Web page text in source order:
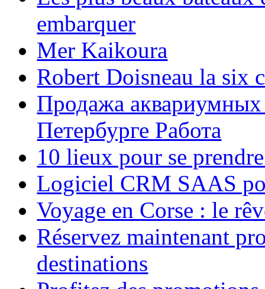
embarquer
Mer Kaikoura
Robert Doisneau la six
Продажа аквариумных
Петербурге Работа
10 lieux pour se
Logiciel CRM SAAS
Voyage en Corse : le
Réservez maintenant
destinations